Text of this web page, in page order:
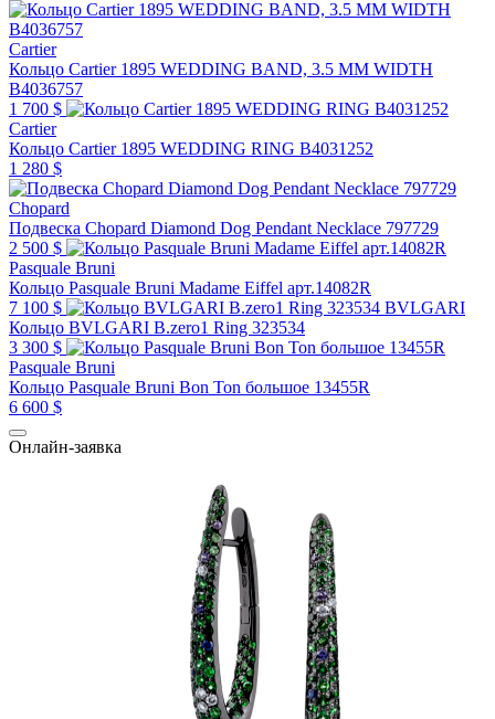
Cartier
Кольцо Cartier 1895 WEDDING BAND, 3.5 MM WIDTH
B4036757
1 700 $
Cartier
Кольцо Cartier 1895 WEDDING RING B4031252
1 280 $
Chopard
Подвеска Chopard Diamond Dog Pendant Necklace 797729
2 500 $
Pasquale Bruni
Кольцо Pasquale Bruni Madame Eiffel арт.14082R
7 100 $
BVLGARI
Кольцо BVLGARI B.zero1 Ring 323534
3 300 $
Pasquale Bruni
Кольцо Pasquale Bruni Bon Ton большое 13455R
6 600 $
Онлайн-заявка